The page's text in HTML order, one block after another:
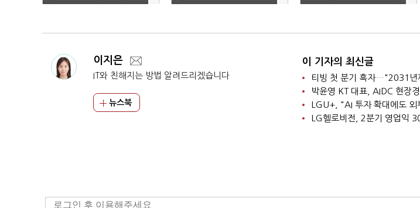
세로 AI시대 개척
등 성과 폄훼 안타깝다"
선 '요원'
이지은
IT와 친해지는 방법 알려드리겠습니다
뉴스북
이 기자의 최신글